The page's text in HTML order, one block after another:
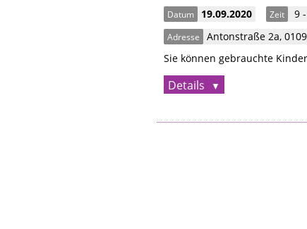
Datum 19.09.2020 Zeit 9
Adresse Antonstraße 2a,
Sie können gebrauchte
Details